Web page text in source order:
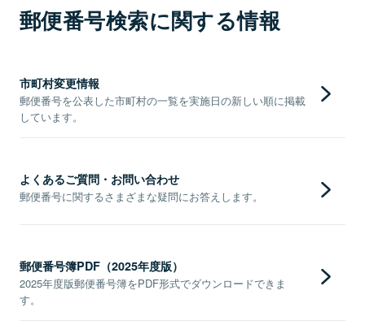
郵便番号検索に関する情報
市町村変更情報
郵便番号を公表した市町村の一覧を実施日の新しい順に掲載
しています。
よくあるご質問・お問い合わせ
郵便番号に関するさまざまな疑問にお答えします。
郵便番号簿PDF（2025年度版）
2025年度版郵便番号簿をPDF形式でダウンロードできま
す。